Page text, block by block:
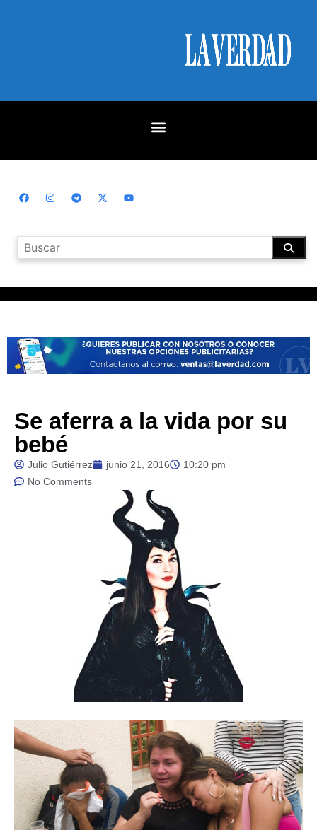
Se aferra a la vida por su
bebé
Julio Gutiérrez junio 21, 2016
10:20 pm
No Comments